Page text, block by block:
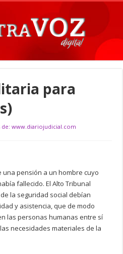
para
de: www.diariojudicial.com
una pensión a un hombre cuyo
fallecido. El Alto Tribunal
la seguridad social debían
y asistencia, que de modo
las personas humanas entre sí
necesidades materiales de la